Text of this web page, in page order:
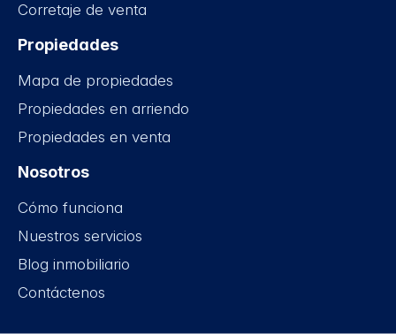
Corretaje de venta
Propiedades
Mapa de propiedades
Propiedades en arriendo
Propiedades en venta
Nosotros
Cómo funciona
Nuestros servicios
Blog inmobiliario
Contáctenos